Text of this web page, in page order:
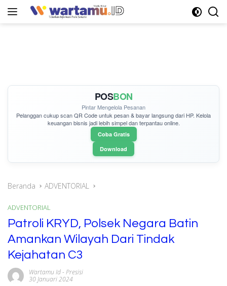
POSBON
Pintar Mengelola Pesanan
Pelanggan cukupscan QR Codeuntuk pesan & bayar langsung dari HP. Kelola
keuangan bisnis jadi lebih simpel dan terpantau online.
Coba Gratis
Download
Beranda ADVENTORIAL
ADVENTORIAL
Patroli KRYD, Polsek Negara Batin
Amankan Wilayah Dari Tindak
Kejahatan C3
Wartamu Id- Presisi
30 Januari 2024